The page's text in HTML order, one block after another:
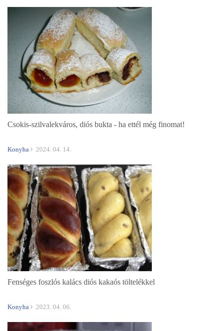
Csokis-szilvalekváros, diós bukta - ha ettél még finomat!
Konyha 2024. 04. 14.
Fenséges foszlós kalács diós kakaós töltelékkel
Konyha 2023. 04. 06.